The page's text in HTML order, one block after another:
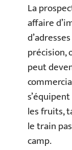
La
affaire
précision,
peut
les fruits,
le train
camp.